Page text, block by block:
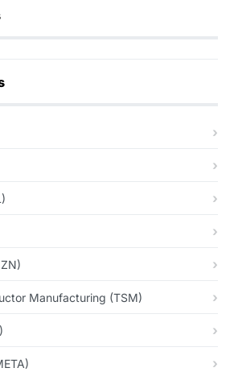
Manufacturing (TSM)